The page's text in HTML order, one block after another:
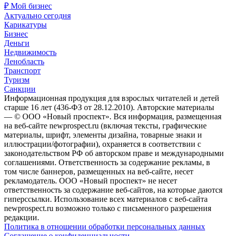
₽ Мой бизнес
Актуально сегодня
Карикатуры
Бизнес
Деньги
Недвижимость
Ленобласть
Транспорт
Туризм
Санкции
Информационная продукция для взрослых читателей и детей
старше 16 лет (436-ФЗ от 28.12.2010). Авторские материалы
— © ООО «Новый проспект». Вся информация, размещенная
на веб-сайте newprospect.ru (включая тексты, графические
материалы, шрифт, элементы дизайна, товарные знаки и
иллюстрации/фотографии), охраняется в соответствии с
законодательством РФ об авторском праве и международными
соглашениями. Ответственность за содержание рекламы, в
том числе баннеров, размещенных на веб-сайте, несет
рекламодатель. ООО «Новый проспект» не несет
ответственность за содержание веб-сайтов, на которые даются
гиперссылки. Использование всех материалов с веб-сайта
newprospect.ru возможно только с письменного разрешения
редакции.
Политика в отношении обработки персональных данных